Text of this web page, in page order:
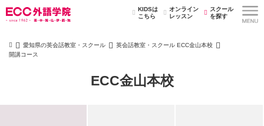
KIDSは
こちら
オンライン
レッスン
スクール
を探す
愛知県の英会話教室・スクール
英会話教室・スクール ECC金山本校
開講コース
ECC金山本校